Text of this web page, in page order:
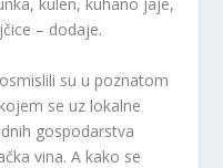
– dodaje.
su u poznatom
se uz lokalne
gospodarstva
vina. A kako se